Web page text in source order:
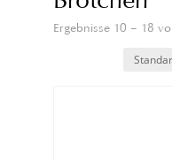
Ergebnisse 10 – 18